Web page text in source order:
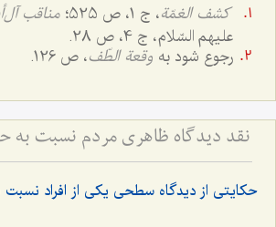
کشف الغمّة، ج 1، ص 525؛
مناقب
علیهم السّلام، ج 4، ص 28.
رجوع شود به وقعة الطّف، ص 126.
حکایتی از دیدگاه سطحی یکی از افراد نسبت